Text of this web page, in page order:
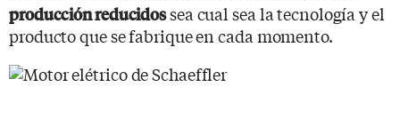
producción reducidossea cual sea la tecnología y el
producto que se fabrique en cada momento.